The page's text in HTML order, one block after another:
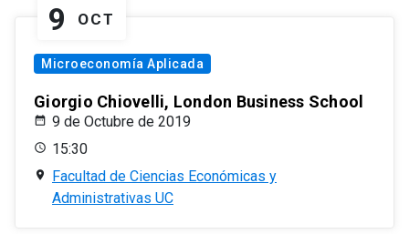
9 OCT
Microeconomía Aplicada
Giorgio Chiovelli, London Business School
9 de Octubre de 2019
15:30
Facultad de Ciencias Económicas y
Administrativas UC